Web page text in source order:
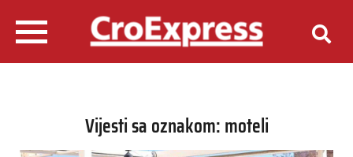
Vijesti sa oznakom: moteli